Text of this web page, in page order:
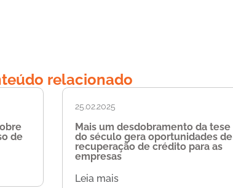
relacionado
de
25.02.2025
Mais um desdobramento da tese
do século gera oportunidades de
recuperação de crédito para as
empresas
Leia mais